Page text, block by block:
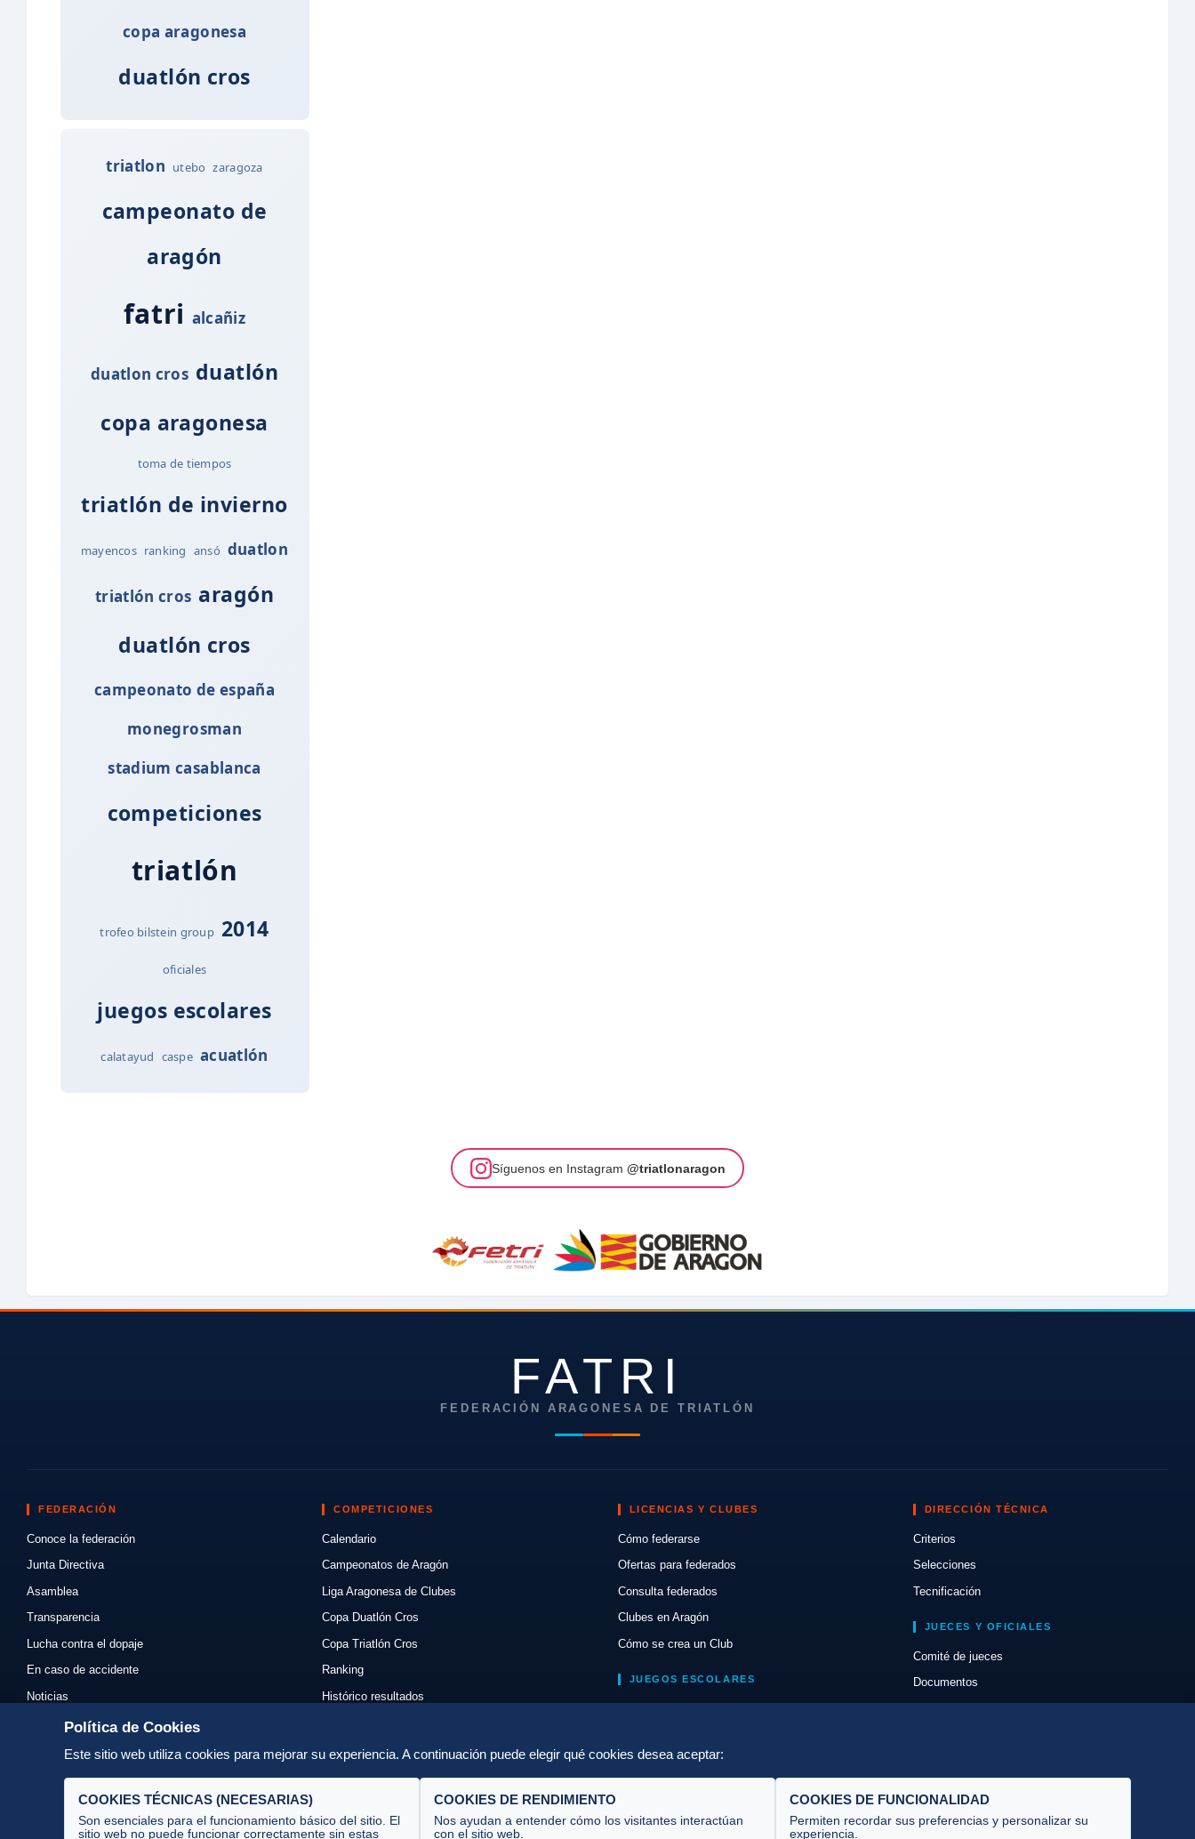
copa aragonesa
duatlón cros
triatlon utebo zaragoza
campeonato de
aragón
fatri alcañiz
duatlon cros duatlón
copa aragonesa
toma de tiempos
triatlón de invierno
mayencos ranking ansó duatlon
triatlón cros aragón
duatlón cros
campeonato de españa
monegrosman
stadium casablanca
competiciones
triatlón
trofeo bilstein group 2014
oficiales
juegos escolares
calatayud caspe acuatlón
Síguenos en Instagram @triatlonaragon
FATRI
FEDERACIÓN ARAGONESA DE TRIATLÓN
FEDERACIÓN
Conoce la federación
Junta Directiva
Asamblea
Transparencia
Lucha contra el dopaje
En caso de accidente
Noticias
Eventos
Enlaces
Contacto
COMPETICIONES
Calendario
Campeonatos de Aragón
Liga Aragonesa de Clubes
Copa Duatlón Cros
Copa Triatlón Cros
Ranking
Histórico resultados
Normativas
Organizadores
LICENCIAS Y CLUBES
Cómo federarse
Ofertas para federados
Consulta federados
Clubes en Aragón
Cómo se crea un Club
JUEGOS ESCOLARES
DIRECCIÓN TÉCNICA
Criterios
Selecciones
Tecnificación
JUECES Y OFICIALES
Comité de jueces
Documentos
Política de Cookies
Este sitio web utiliza cookies para mejorar su experiencia. A continuación puede elegir qué cookies desea aceptar:
COOKIES TÉCNICAS (NECESARIAS)
Son esenciales para el funcionamiento básico del sitio. El
sitio web no puede funcionar correctamente sin estas
COOKIES DE RENDIMIENTO
Nos ayudan a entender cómo los visitantes interactúan
con el sitio web.
COOKIES DE FUNCIONALIDAD
Permiten recordar sus preferencias y personalizar su
experiencia.